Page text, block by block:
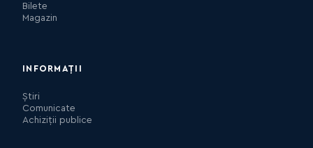
Bilete
Magazin
INFORMAȚII
Știri
Comunicate
Achiziții publice